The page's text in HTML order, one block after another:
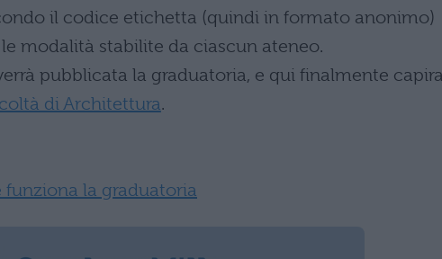
il codice etichetta (quindi in formato anonimo)
modalità stabilite da ciascun ateneo.
pubblicata la graduatoria, e qui finalmente
di Architettura.
la graduatoria